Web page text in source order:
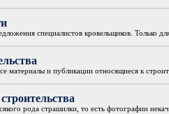
специалистов кровельщиков. Только
материалы и публикации относящиеся к
рода страшилки, то есть фотографии